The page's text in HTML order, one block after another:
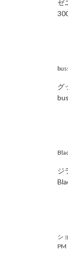
ゼ
グ
ジ
シ
PM